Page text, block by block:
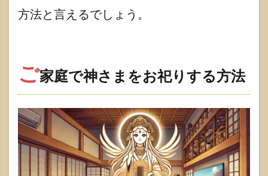
方法と言えるでしょう。
ご家庭で神さまをお祀りする方法